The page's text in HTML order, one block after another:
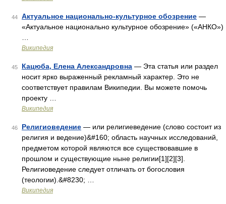
44 Актуальное национально-культурное обозрение —
«Актуальное национально культурное обозрение» («АНКО»)
Википедия
45 Кацюба, Елена Александровна — Эта статья или раздел
носит ярко выраженный рекламный характер. Это не
соответствует правилам Википедии. Вы можете помочь
проекту …
Википедия
46 Религиоведение — или религиеведение (слово состоит из
религия и ведение)&#160; область научных исследований,
предметом которой являются все существовавшие в
прошлом и существующие ныне религии[1][2][3].
Религиоведение следует отличать от богословия
(теологии).&#8230; …
Википедия